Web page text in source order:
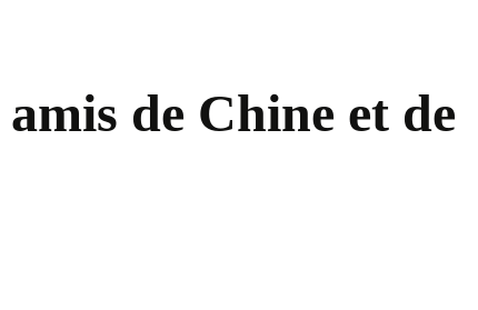
de Chine et de